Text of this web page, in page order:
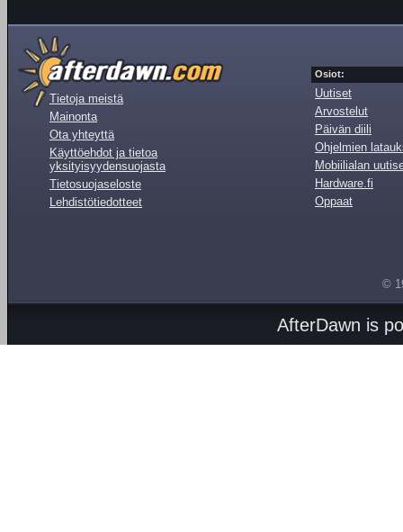
Tietoja meistä
Mainonta
Ota yhteyttä
Käyttöehdot ja tietoa
yksityisyydensuojasta
Tietosuojaseloste
Lehdistötiedotteet
Osiot:
Uutiset
Arvostelut
Päivän diili
Ohjelmien
Mobiilialan
Hardware.fi
Oppaat
©
AfterDawn is